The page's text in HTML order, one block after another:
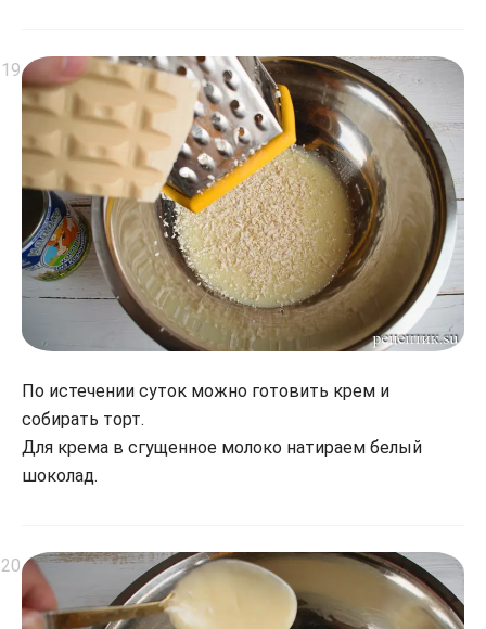
По истечении суток можно готовить крем и
собирать торт.
Для крема в сгущенное молоко натираем белый
шоколад.